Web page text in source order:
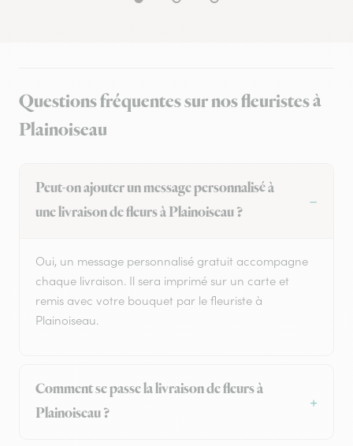
Questions fréquentes sur nos fleuristes à
Plainoiseau
Peut-on ajouter un message personnalisé à
une livraison de fleurs à Plainoiseau ?
Oui, un message personnalisé gratuit accompagne
chaque livraison. Il sera imprimé sur un carte et
remis avec votre bouquet par le fleuriste à
Plainoiseau.
Comment se passe la livraison de fleurs à
Plainoiseau ?